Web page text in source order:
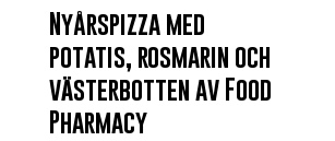
Nyårspizza med
potatis, rosmarin och
västerbotten av Food
Pharmacy